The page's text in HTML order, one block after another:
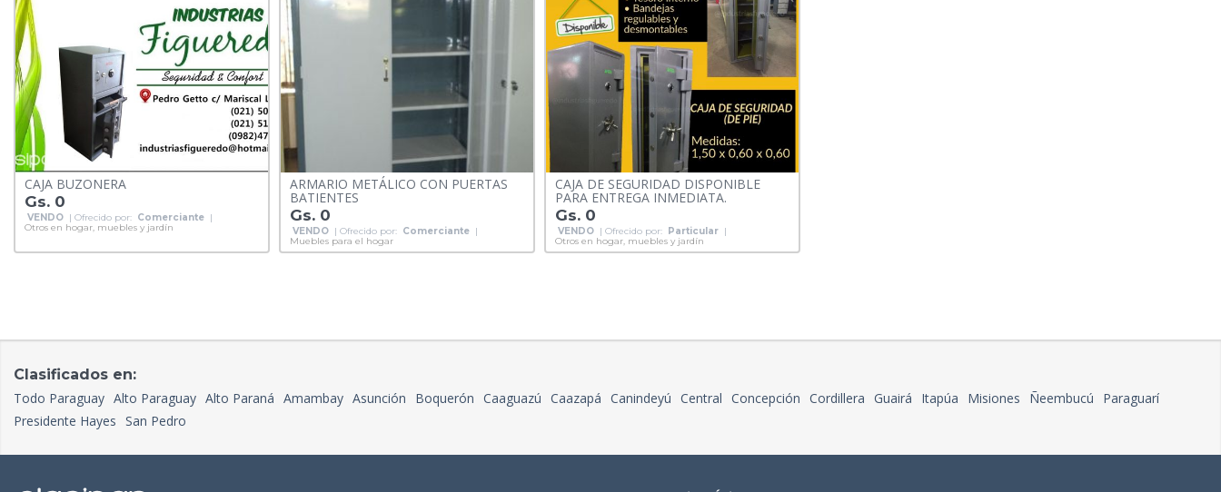
CAJA BUZONERA
Gs. 0
VENDO | Ofrecido por: Comerciante |
Otros en hogar, muebles y jardín
ARMARIO METÁLICO CON PUERTAS
BATIENTES
Gs. 0
VENDO | Ofrecido por: Comerciante |
Muebles para el hogar
CAJA DE SEGURIDAD DISPONIBLE
PARA ENTREGA INMEDIATA.
Gs. 0
VENDO | Ofrecido por: Particular |
Otros en hogar, muebles y jardín
Clasificados en:
Todo Paraguay Alto Paraguay Alto Paraná Amambay Asunción Boquerón Caaguazú Caazapá Canindeyú Central Concepción Cordillera Guairá Itapúa Misiones Ñeembucú
Paraguarí
Presidente Hayes San Pedro